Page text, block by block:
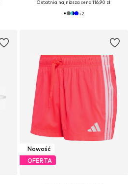
Ostatnia najniższa cena:116,90 zł
+2
Nowość
OFERTA